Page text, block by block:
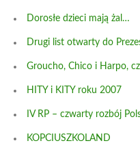
Dorosłe dzieci mają żal…
Drugi list otwarty do
Groucho, Chico i Harpo,
HITY i KITY roku 2007
IV RP – czwarty rozbój
KOPCIUSZKOLAND